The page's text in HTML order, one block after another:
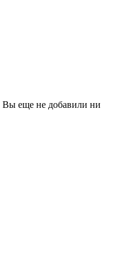
Вы еще не добавили ни